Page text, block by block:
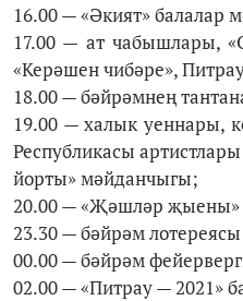
16.00 — «Әкият» балалар
17.00 — ат чабышлары,
«Керәшен чибәре»,
18.00 — бәйрәмнең
19.00 — халык уеннары,
Республикасы
йорты» мәйданчыгы;
20.00 — «Җәшләр җыены»
23.30 — бәйрәм
00.00 — бәйрәм
02.00 — «Питрау — 2021»